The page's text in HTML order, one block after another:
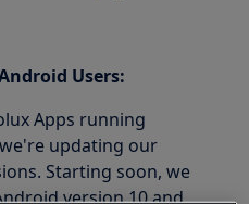
Users:
Apps running
updating our
Starting soon, we
version 10 and